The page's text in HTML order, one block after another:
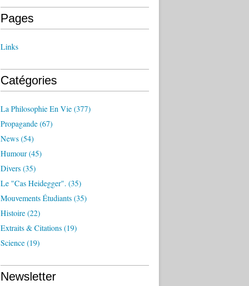
Pages
Links
Catégories
La Philosophie En Vie(377)
Propagande(67)
News(54)
Humour(45)
Divers(35)
Le "cas Heidegger". (35)
Mouvements Étudiants(35)
Histoire(22)
Extraits & Citations(19)
Science(19)
Newsletter